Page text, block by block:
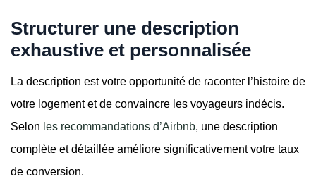
Structurer une description
exhaustive et personnalisée
La description est votre opportunité de raconter l’histoire de
votre logement et de convaincre les voyageurs indécis.
Selon les recommandations d’Airbnb, une description
complète et détaillée améliore significativement votre taux
de conversion.